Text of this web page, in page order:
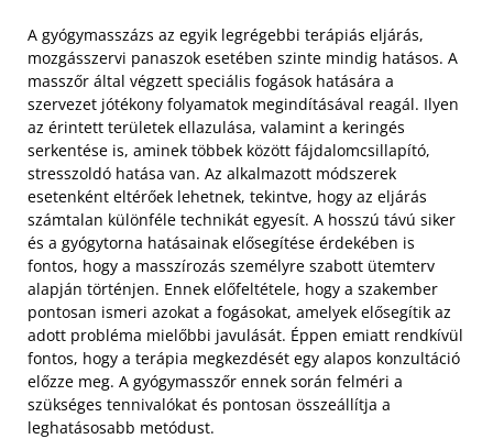
A gyógymasszázs az egyik legrégebbi terápiás eljárás,
mozgásszervi panaszok esetében szinte mindig hatásos. A
masszőr által végzett speciális fogások hatására a
szervezet jótékony folyamatok megindításával reagál. Ilyen
az érintett területek ellazulása, valamint a keringés
serkentése is, aminek többek között fájdalomcsillapító,
stresszoldó hatása van. Az alkalmazott módszerek
esetenként eltérőek lehetnek, tekintve, hogy az eljárás
számtalan különféle technikát egyesít. A hosszú távú siker
és a gyógytorna hatásainak elősegítése érdekében is
fontos, hogy a masszírozás személyre szabott ütemterv
alapján történjen. Ennek előfeltétele, hogy a szakember
pontosan ismeri azokat a fogásokat, amelyek elősegítik az
adott probléma mielőbbi javulását. Éppen emiatt rendkívül
fontos, hogy a terápia megkezdését egy alapos konzultáció
előzze meg. A gyógymasszőr ennek során felméri a
szükséges tennivalókat és pontosan összeállítja a
leghatásosabb metódust.